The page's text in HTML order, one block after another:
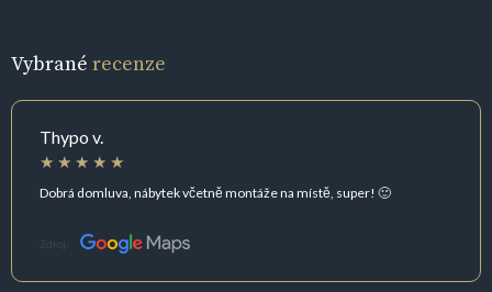
Vybrané recenze
Thypo v.
Dobrá domluva, nábytek včetně montáže na místě, super! 🙂
Zdroj: